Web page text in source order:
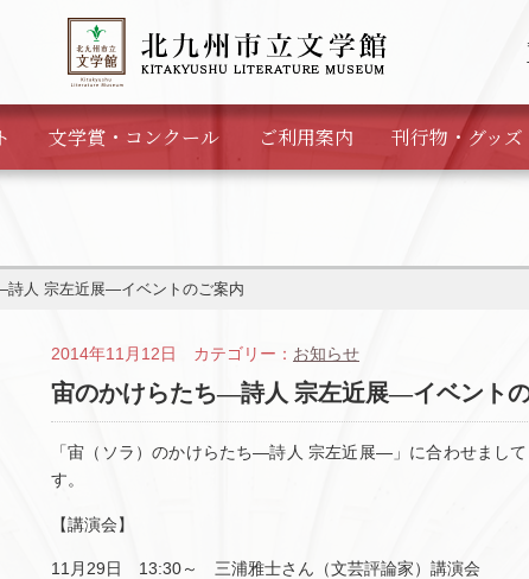
文学賞・ コンクール ご利用案内 刊行物・ グッズ
詩人 宗左近展―イベントのご案内
2014年11月12日 カテゴリー： お知らせ
宙のかけらたち―詩人 宗左近展―イベント
「宙（ソラ）のかけらたち―詩人 宗左近展―」に合わせまし
す。
【講演会】
11月29日 13:30～ 三浦雅士さん（文芸評論家）講演会